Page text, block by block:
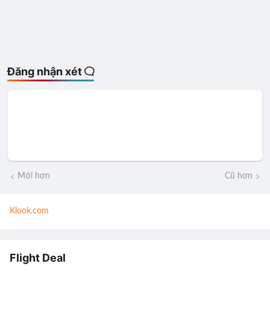
Đăng nhận xét
Mới hơn Cũ hơn
Klook.com
Flight Deal